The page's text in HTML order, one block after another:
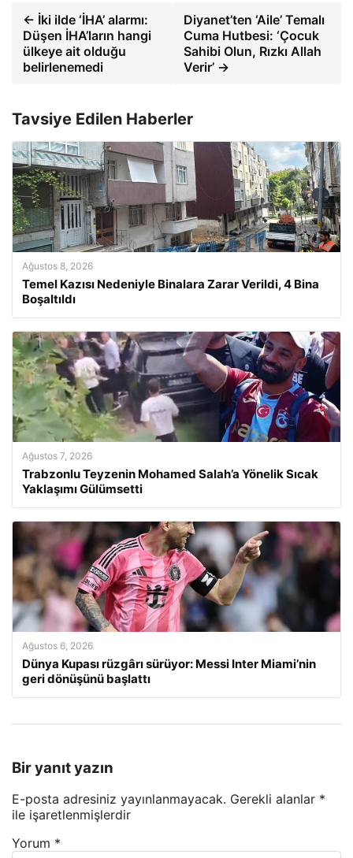
← İki ilde ‘İHA’ alarmı:
Düşen İHA’ların hangi
ülkeye ait olduğu
belirlenemedi
Diyanet’ten ‘Aile’ Temalı
Cuma Hutbesi: ‘Çocuk
Sahibi Olun, Rızkı Allah
Verir’ →
Tavsiye Edilen Haberler
Ağustos 8, 2026
Temel Kazısı Nedeniyle Binalara Zarar Verildi, 4 Bina
Boşaltıldı
Ağustos 7, 2026
Trabzonlu Teyzenin Mohamed Salah’a Yönelik Sıcak
Yaklaşımı Gülümsetti
Ağustos 6, 2026
Dünya Kupası rüzgârı sürüyor: Messi Inter Miami’nin
geri dönüşünü başlattı
Bir yanıt yazın
E-posta adresiniz yayınlanmayacak. Gerekli alanlar *
ile işaretlenmişlerdir
Yorum *